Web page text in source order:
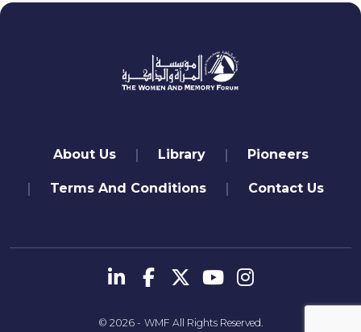
quick links
About Us Library Pioneers
Terms And Conditions Contact Us
تابعنا
© 2026 - WMF All Rights Reserved.